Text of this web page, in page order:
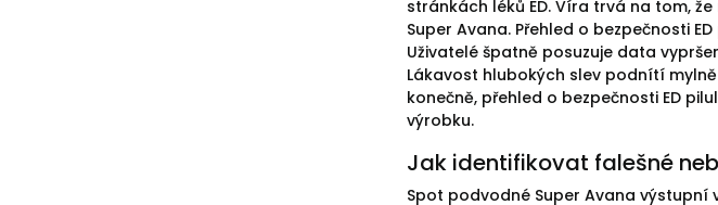
stránkách léků ED. Víra trvá na tom,
Super Avana. Přehled o bezpečnosti
Uživatelé špatně posuzuje data
Lákavost hlubokých slev podnítí
konečně, přehled o bezpečnosti ED
výrobku.
Jak identifikovat falešné
Spot podvodné Super Avana